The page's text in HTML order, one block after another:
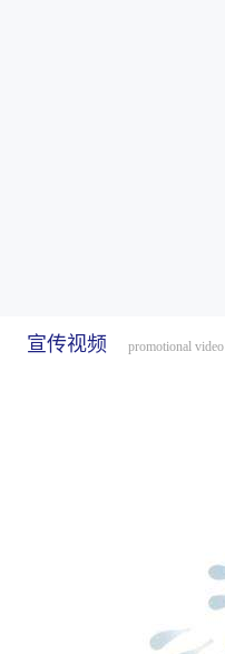
宣传视频 promotional video